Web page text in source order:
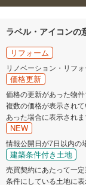
ラベル・アイコンの
リフォーム
リノベーション・リフ
価格更新
価格の更新があった物件
複数の価格が表示され
あった場合に表示されま
NEW
情報公開日が7日以内の
建築条件付き土地
売買契約にあたって一
条件にしている土地に表